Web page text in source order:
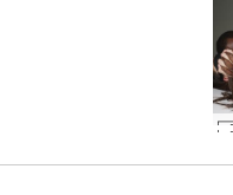
세
우
세
우
세
우
세
우
세
우
세
우